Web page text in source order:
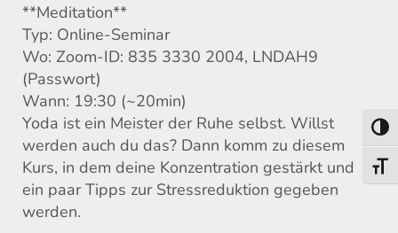
**Meditation**
Typ: Online-Seminar
Wo: Zoom-ID: 835 3330 2004, LNDAH9
(Passwort)
Wann: 19:30 (~20min)
Yoda ist ein Meister der Ruhe selbst. Willst
werden auch du das? Dann komm zu diesem
Kurs, in dem deine Konzentration gestärkt und
ein paar Tipps zur Stressreduktion gegeben
werden.